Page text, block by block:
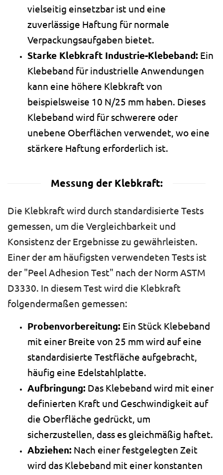
vielseitig einsetzbar ist und eine
zuverlässige Haftung für normale
Verpackungsaufgaben bietet.
Starke Klebkraft Industrie-Klebeband: Ein
Klebeband für industrielle Anwendungen
kann eine höhere Klebkraft von
beispielsweise 10 N/25 mm haben. Dieses
Klebeband wird für schwerere oder
unebene Oberflächen verwendet, wo eine
stärkere Haftung erforderlich ist.
Messung der Klebkraft:
Die Klebkraft wird durch standardisierte Tests
gemessen, um die Vergleichbarkeit und
Konsistenz der Ergebnisse zu gewährleisten.
Einer der am häufigsten verwendeten Tests ist
der "Peel Adhesion Test" nach der Norm ASTM
D3330. In diesem Test wird die Klebkraft
folgendermaßen gemessen:
Probenvorbereitung: Ein Stück Klebeband
mit einer Breite von 25 mm wird auf eine
standardisierte Testfläche aufgebracht,
häufig eine Edelstahlplatte.
Aufbringung: Das Klebeband wird mit einer
definierten Kraft und Geschwindigkeit auf
die Oberfläche gedrückt, um
sicherzustellen, dass es gleichmäßig haftet.
Abziehen: Nach einer festgelegten Zeit
wird das Klebeband mit einer konstanten